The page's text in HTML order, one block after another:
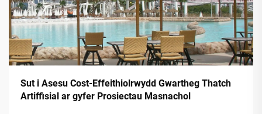
Sut i Asesu Cost-Effeithiolrwydd Gwartheg Thatch
Artiffisial ar gyfer Prosiectau Masnachol